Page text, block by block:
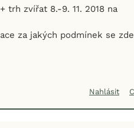
trh zvířat 8.-9. 11. 2018 na
za jakých podmínek se zde
Nahlásit